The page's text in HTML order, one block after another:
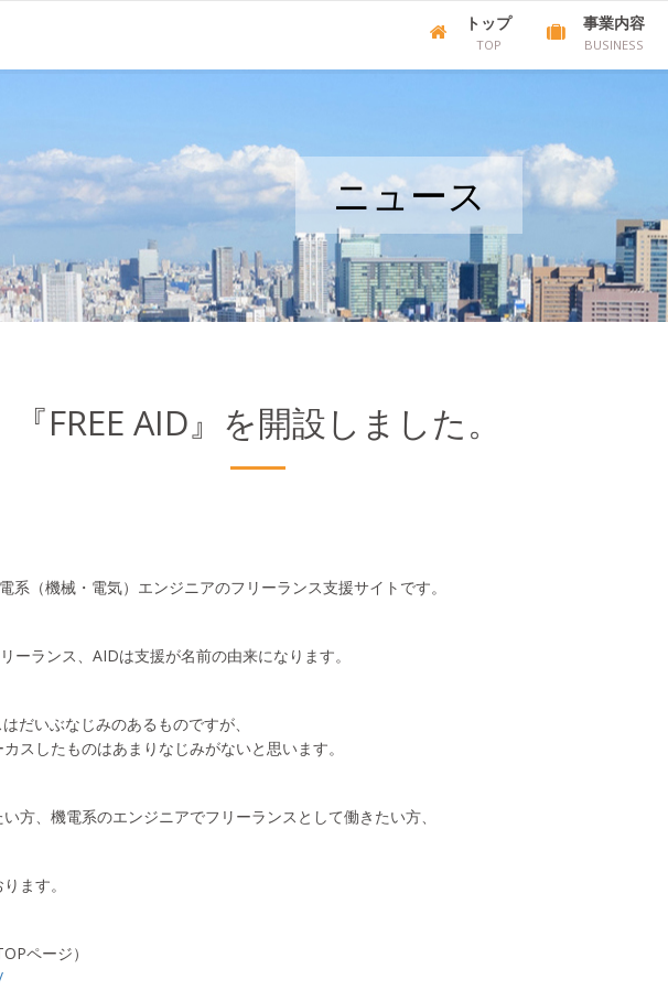
トップ
TOP
事業内容
BUSINESS
ニュース
『FREE AID』を開設しました。
系（機械・電気）エンジニアのフリーランス支援サイトです。
リーランス、AIDは支援が名前の由来になります。
だいぶなじみのあるものですが、
スしたものはあまりなじみがないと思います。
方、機電系のエンジニアでフリーランスとして働きたい方、
ます。
ページ）